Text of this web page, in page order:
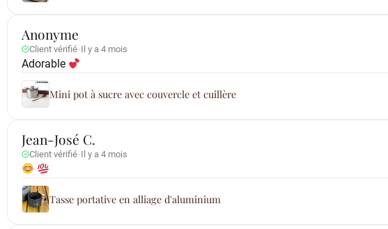
Anonyme
Client vérifié· Il y a 4 mois
Adorable
Mini pot à sucre avec couvercle et cuillère
Jean-José C.
Client vérifié· Il y a 4 mois
Tasse portative en alliage d'aluminium